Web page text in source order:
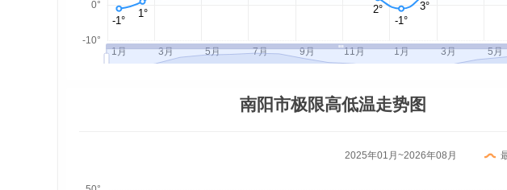
南阳市极限高低温走势图
2025年01月~2026年08月